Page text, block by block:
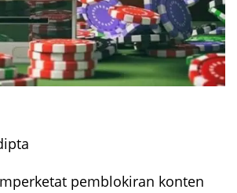
pemblokiran konten